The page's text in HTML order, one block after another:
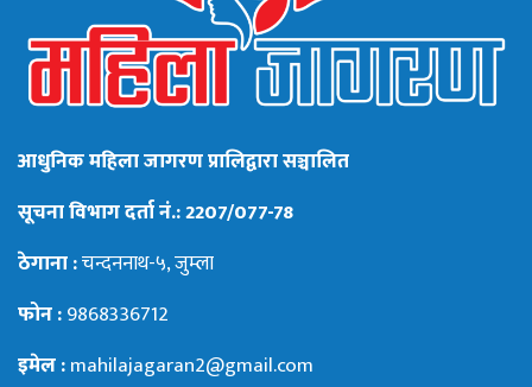
आधुनिक महिला जागरण प्रालिद्वारा सञ्चालित
सूचना विभाग दर्ता नं.: 2207/077-78
ठेगाना :चन्दननाथ-५, जुम्ला
फोन :9868336712
इमेल :mahilajagaran2@gmail.com